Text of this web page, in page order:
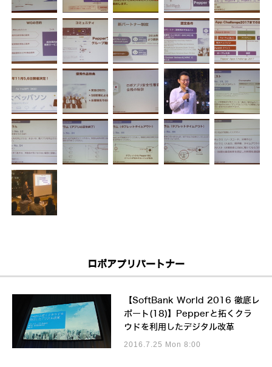
ロボアプリパートナー
【SoftBank World 2016 徹底レ
ポート(18)】Pepperと拓くクラ
ウドを利用したデジタル改革
2016.7.25 Mon 8:00